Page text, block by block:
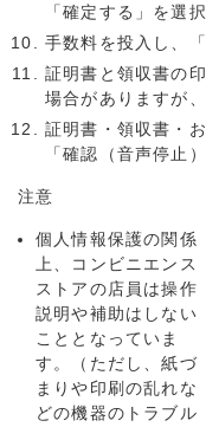
「確定する」を選択
手数料を投入し、
証明書と領収書の
場合がありますが
証明書・領収書・
「確認（音声停止
注意
個人情報保護の関係
上、コンビニエンス
ストアの店員は操作
説明や補助はしない
こととなっていま
す。（ただし、紙づ
まりや印刷の乱れな
どの機器のトラブル